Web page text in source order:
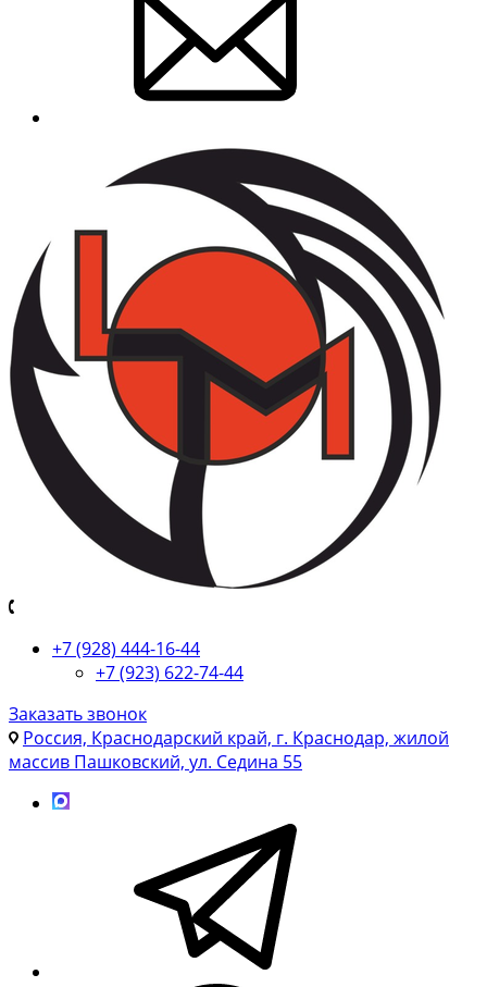
+7 (928) 444-16-44
+7 (923) 622-74-44
Заказать звонок
Россия, Краснодарский край, г. Краснодар, жилой
массив Пашковский, ул. Седина 55